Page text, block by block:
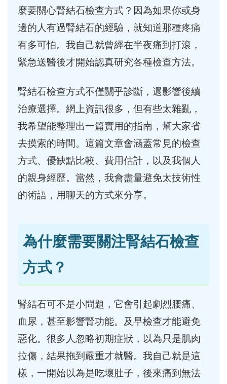
麼要關心腎結石檢查方式？因為如果你或身
邊的人有過腎結石的經驗，就知道那種疼痛
有多可怕。我自己就曾經在半夜痛到打滾，
緊急送醫後才開始認真研究各種檢查方法。
腎結石檢查方式不僅關乎診斷，還影響後續
治療選擇。網上資訊很多，但有些太雜亂，
我希望能整理出一篇實用的指南，幫大家省
去摸索的時間。這篇文章會涵蓋常見的檢查
方式、優缺點比較、費用估計，以及我個人
的親身經歷。當然，我會盡量避免太技術性
的術語，用聊天的方式來分享。
為什麼需要關注腎結石檢查
方式？
腎結石可不是小問題，它會引起劇烈腰痛、
血尿，甚至影響腎功能。及早檢查才能避免
惡化。很多人忽略初期症狀，以為只是肌肉
拉傷，結果拖到嚴重才就醫。我自己就是這
樣，一開始以為是吃壞肚子，後來痛到無法